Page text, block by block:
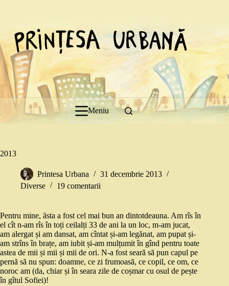
Meniu
2013
Printesa Urbana
31 decembrie 2013
Diverse
19 comentarii
Pentru mine, ăsta a fost cel mai bun an dintotdeauna. Am rîs în
el cît n-am rîs în toți ceilalți 33 de ani la un loc, m-am jucat,
am alergat și am dansat, am cîntat și-am legănat, am pupat și-
am strîns în brațe, am iubit și-am mulțumit în gînd pentru toate
astea de mii și mii și mii de ori. N-a fost seară să pun capul pe
pernă să nu spun: doamne, ce zi frumoasă, ce copil, ce om, ce
noroc am (da, chiar și în seara zile de coșmar cu osul de pește
în gîtul Sofiei)!